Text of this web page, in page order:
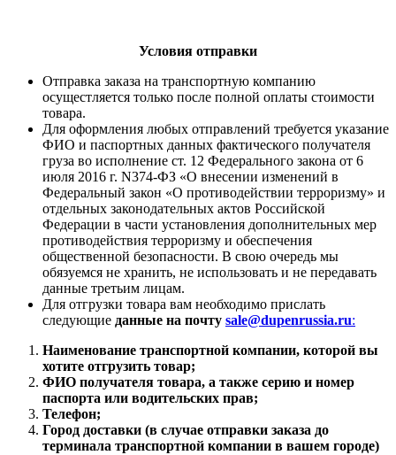
Условия отправки
Отправка заказа на транспортную компанию
осущестляется только после полной оплаты стоимости
товара.
Для оформления любых отправлений требуется указание
ФИО и паспортных данных фактического получателя
груза во исполнение ст. 12 Федерального закона от 6
июля 2016 г. N374-ФЗ «О внесении изменений в
Федеральный закон «О противодействии терроризму» и
отдельных законодательных актов Российской
Федерации в части установления дополнительных мер
противодействия терроризму и обеспечения
общественной безопасности. В свою очередь мы
обязуемся не хранить, не использовать и не передавать
данные третьим лицам.
Для отгрузки товара вам необходимо прислать
следующие данные на почту sale@dupenrussia.ru:
Наименование транспортной компании, которой вы
хотите отгрузить товар;
ФИО получателя товара, а также серию и номер
паспорта или водительских прав;
Телефон;
Город доставки (в случае отправки заказа до
терминала транспортной компании в вашем городе)